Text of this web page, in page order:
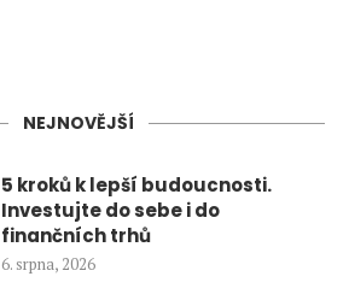
NEJNOVĚJŠÍ
5 kroků k lepší budoucnosti.
Investujte do sebe i do
finančních trhů
6. srpna, 2026